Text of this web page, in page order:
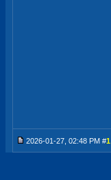
2026-01-27, 02:48 PM #1